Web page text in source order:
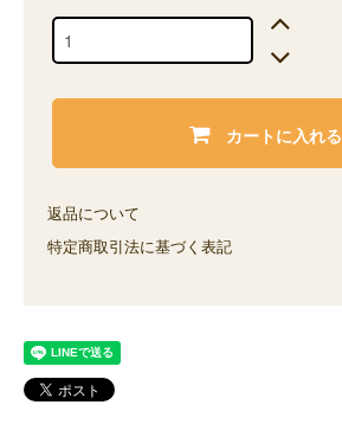
カートに入れる
返品について
特定商取引法に基づく表記